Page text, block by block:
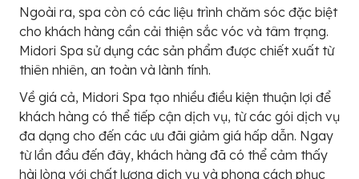
Ngoài ra, spa còn có các liệu trình chăm sóc đặc biệt
cho khách hàng cần cải thiện sắc vóc và tâm trạng.
Midori Spa sử dụng các sản phẩm được chiết xuất từ
thiên nhiên, an toàn và lành tính.
Về giá cả, Midori Spa tạo nhiều điều kiện thuận lợi để
khách hàng có thể tiếp cận dịch vụ, từ các gói dịch vụ
đa dạng cho đến các ưu đãi giảm giá hấp dẫn. Ngay
từ lần đầu đến đây, khách hàng đã có thể cảm thấy
hài lòng với chất lượng dịch vụ và phong cách phục